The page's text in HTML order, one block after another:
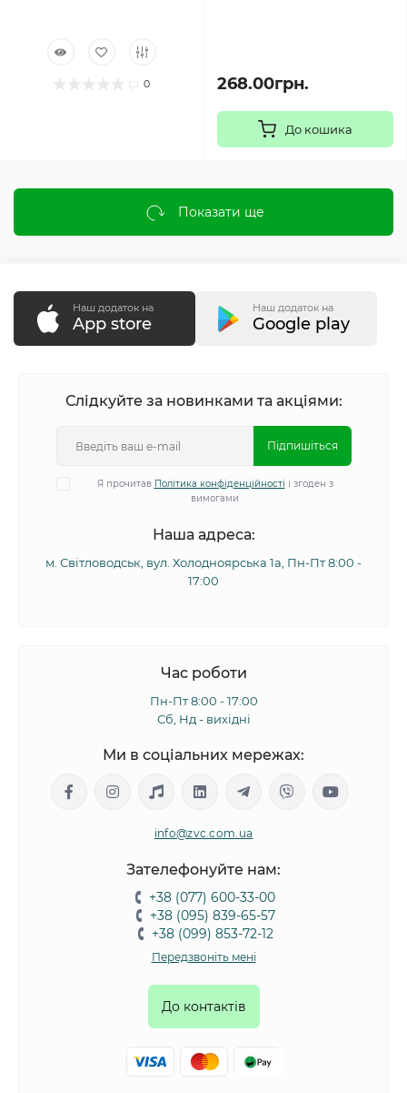
0 268.00грн.
До кошика
Показати ще
Наш додаток на
App store
Наш додаток на
Google play
Слідкуйте за новинками та акціями:
Підпишіться
Я прочитав Політика конфіденційності і згоден з
вимогами
Наша адреса:
м. Світловодськ, вул. Холодноярська 1а, Пн-Пт 8:00 -
17:00
Час роботи
Пн-Пт 8:00 - 17:00
Сб, Нд - вихідні
Ми в соціальних мережах:
info@zvc.com.ua
Зателефонуйте нам:
+38 (077) 600-33-00
+38 (095) 839-65-57
+38 (099) 853-72-12
Передзвоніть мені
До контактів